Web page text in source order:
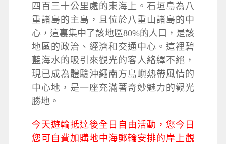
四百三十公里處的東海上。石垣島為八
重諸島的主島，且位於八重山諸島的中
心，這裏集中了該地區80%的人口，是該
地區的政治、經濟和交通中心。這裡碧
藍海水的吸引來觀光的客人絡繹不絕，
現已成為體驗沖繩南方島嶼熱帶風情的
中心地，是一座充滿著奇妙魅力的觀光
勝地。
今天遊輪抵達後全日自由活動，您今日
您可自費加購地中海郵輪安排的岸上觀